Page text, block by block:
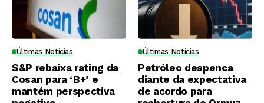
Últimas Notícias
S&P rebaixa rating da
Cosan para ‘B+’ e
mantém perspectiva
Últimas Notícias
Petróleo despenca
diante da expectativa
de acordo para